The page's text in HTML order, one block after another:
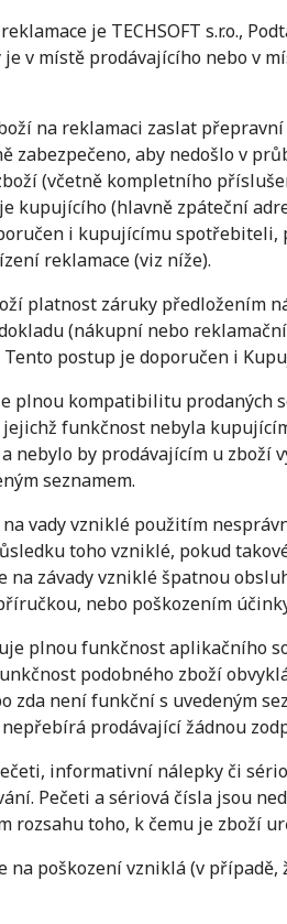
je TECHSOFT s.r.o.,
v místě prodávajícího nebo v
na reklamaci zaslat
zabezpečeno, aby nedošlo v
(včetně kompletního
kupujícího (hlavně zpáteční
i kupujícímu
reklamace (viz níže).
platnost záruky předložením
(nákupní nebo
Tento postup je doporučen i
plnou kompatibilitu prodaných
funkčnost nebyla
nebylo by prodávajícím u zboží
seznamem.
vady vzniklé použitím
toho vzniklé, pokud
na závady vzniklé špatnou
nebo poškozením
plnou funkčnost aplikačního
podobného zboží
zda není funkční s uvedeným
prodávající žádnou
informativní nálepky či
Pečeti a sériová čísla jsou
rozsahu toho, k čemu je zboží
na poškození vzniklá (v